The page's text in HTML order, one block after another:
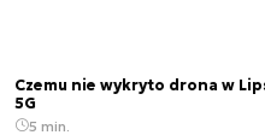
Czemu nie wykryto drona w
5G
5 min.